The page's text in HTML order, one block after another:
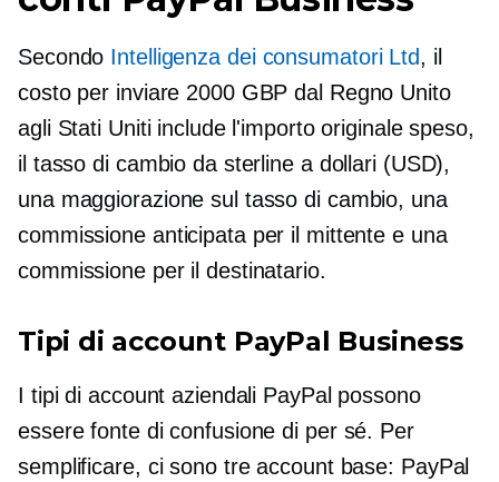
Secondo Intelligenza dei consumatori Ltd, il
costo per inviare 2000 GBP dal Regno Unito
agli Stati Uniti include l'importo originale speso,
il tasso di cambio da sterline a dollari (USD),
una maggiorazione sul tasso di cambio, una
commissione anticipata per il mittente e una
commissione per il destinatario.
Tipi di account PayPal Business
I tipi di account aziendali PayPal possono
essere fonte di confusione di per sé. Per
semplificare, ci sono tre account base: PayPal